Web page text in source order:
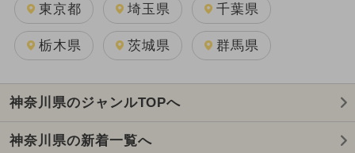
東京都 埼玉県 千葉県
栃木県 茨城県 群馬県
神奈川県のジャンルTOPへ
神奈川県の新着一覧へ